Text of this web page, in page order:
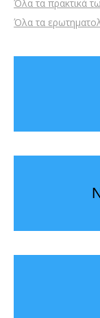
Όλα τα πρακτικά
Όλα τα